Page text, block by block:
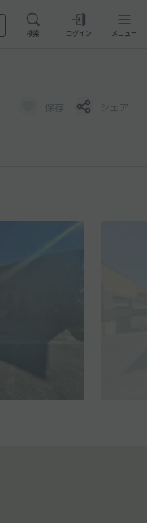
検索 ログイン メニュー
保存 シェア